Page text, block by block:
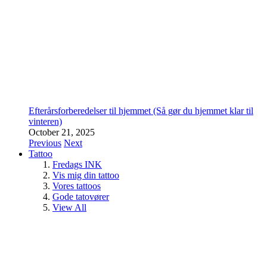
Efterårsforberedelser til hjemmet (Så gør du hjemmet klar til
vinteren)
October 21, 2025
Previous Next
Tattoo
Fredags INK
Vis mig din tattoo
Vores tattoos
Gode tatovører
View All